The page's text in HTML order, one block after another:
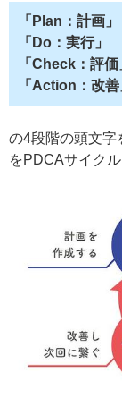
「Plan：計画」
「Do：実行」
「Check：評価
「Action：改善
の4段階の頭文字
をPDCAサイクル